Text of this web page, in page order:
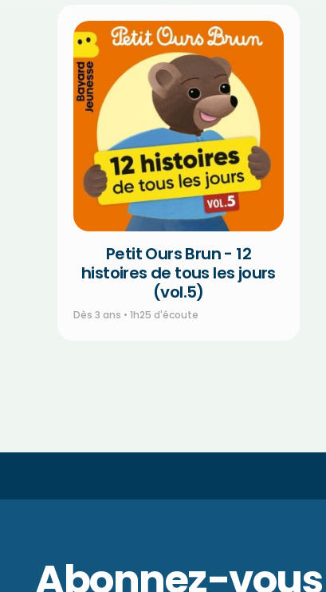
Petit Ours Brun - 12
histoires de tous les jours
(vol.5)
Dès 3 ans • 1h25 d'écoute
Abonnez-vous